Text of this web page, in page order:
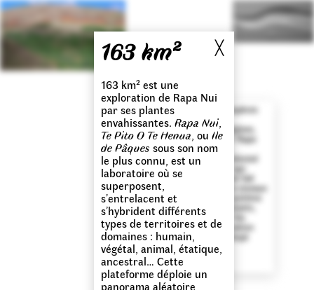
╳
163 km²
163 km² est une
exploration de Rapa Nui
par ses plantes
envahissantes.Rapa Nui,
Te Pito O Te Henua, ouIle
de Pâques sous son nom
le plus connu, est un
laboratoire où se
superposent,
s’entrelacent et
s’hybrident différents
types de territoires et de
domaines : humain,
végétal, animal, étatique,
ancestral… Cette
plateforme déploie un
panorama aléatoire
Sur l’île, on trouve des espèces
qui sont qualifiées
d’autochtones ou d’indigènes,
elles sont natives de l’île. Rapa
Nui étant une île née du
volcanisme, elles l’ont colonisé
comme tous les vivants qui
l’habitent. Le voyage s’est fait
accroché aux plumes des oiseaux
ou en transit dans leur système
digestif, au grès des courants,
porté par les vents pour les
spores si légers. La migration
des espèces ne s’interrompt
jamais.
↝